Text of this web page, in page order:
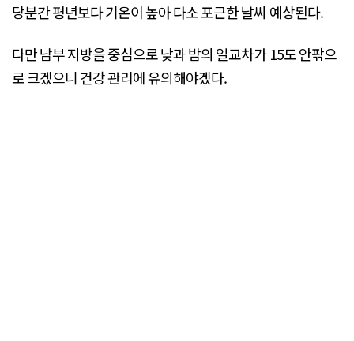
당분간 평년보다 기온이 높아 다소 포근한 날씨 예상된다.
다만 남부 지방을 중심으로 낮과 밤의 일교차가 15도 안팎으
로 크겠으니 건강 관리에 유의해야겠다.